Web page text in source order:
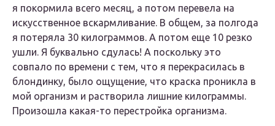
я покормила всего месяц, а потом перевела на
искусственное вскармливание. В общем, за полгода
я потеряла 30 килограммов. А потом еще 10 резко
ушли. Я буквально сдулась! А поскольку это
совпало по времени с тем, что я перекрасилась в
блондинку, было ощущение, что краска проникла в
мой организм и растворила лишние килограммы.
Произошла какая-то перестройка организма.